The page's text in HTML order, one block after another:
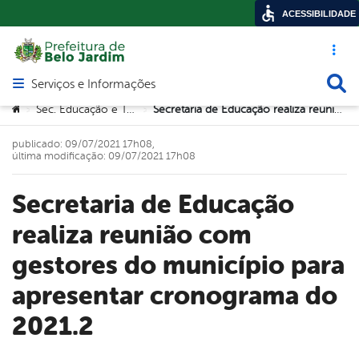
Acesso
Abrir menu principal de navegação
Serviços e Informações
Você está aqui:
> Sec. Educação e Tecnologia > Secretaria de Educação realiza reunião com gestores do município para apresentar cronograma do 2021.2
Secretaria de Educação
realiza reunião com
gestores do município para
apresentar cronograma do
2021.2
publicado: 09/07/2021 17h08,
última modificação: 09/07/2021 17h08
ACESSIBILIDADE